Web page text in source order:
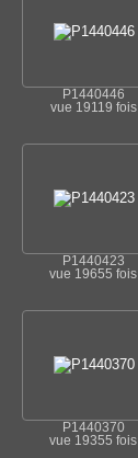
P1440446
vue 19119 fois
P1440423
vue 19655 fois
P1440370
vue 19355 fois